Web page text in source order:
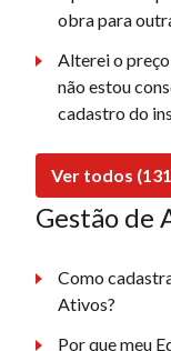
obra para
Alterei o
não estou
cadastro do
Ver todos
Gestão de
Como
Ativos?
Por que meu